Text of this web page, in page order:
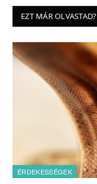
EZT MÁR OLVASTAD?
ÉRDEKESSÉGEK